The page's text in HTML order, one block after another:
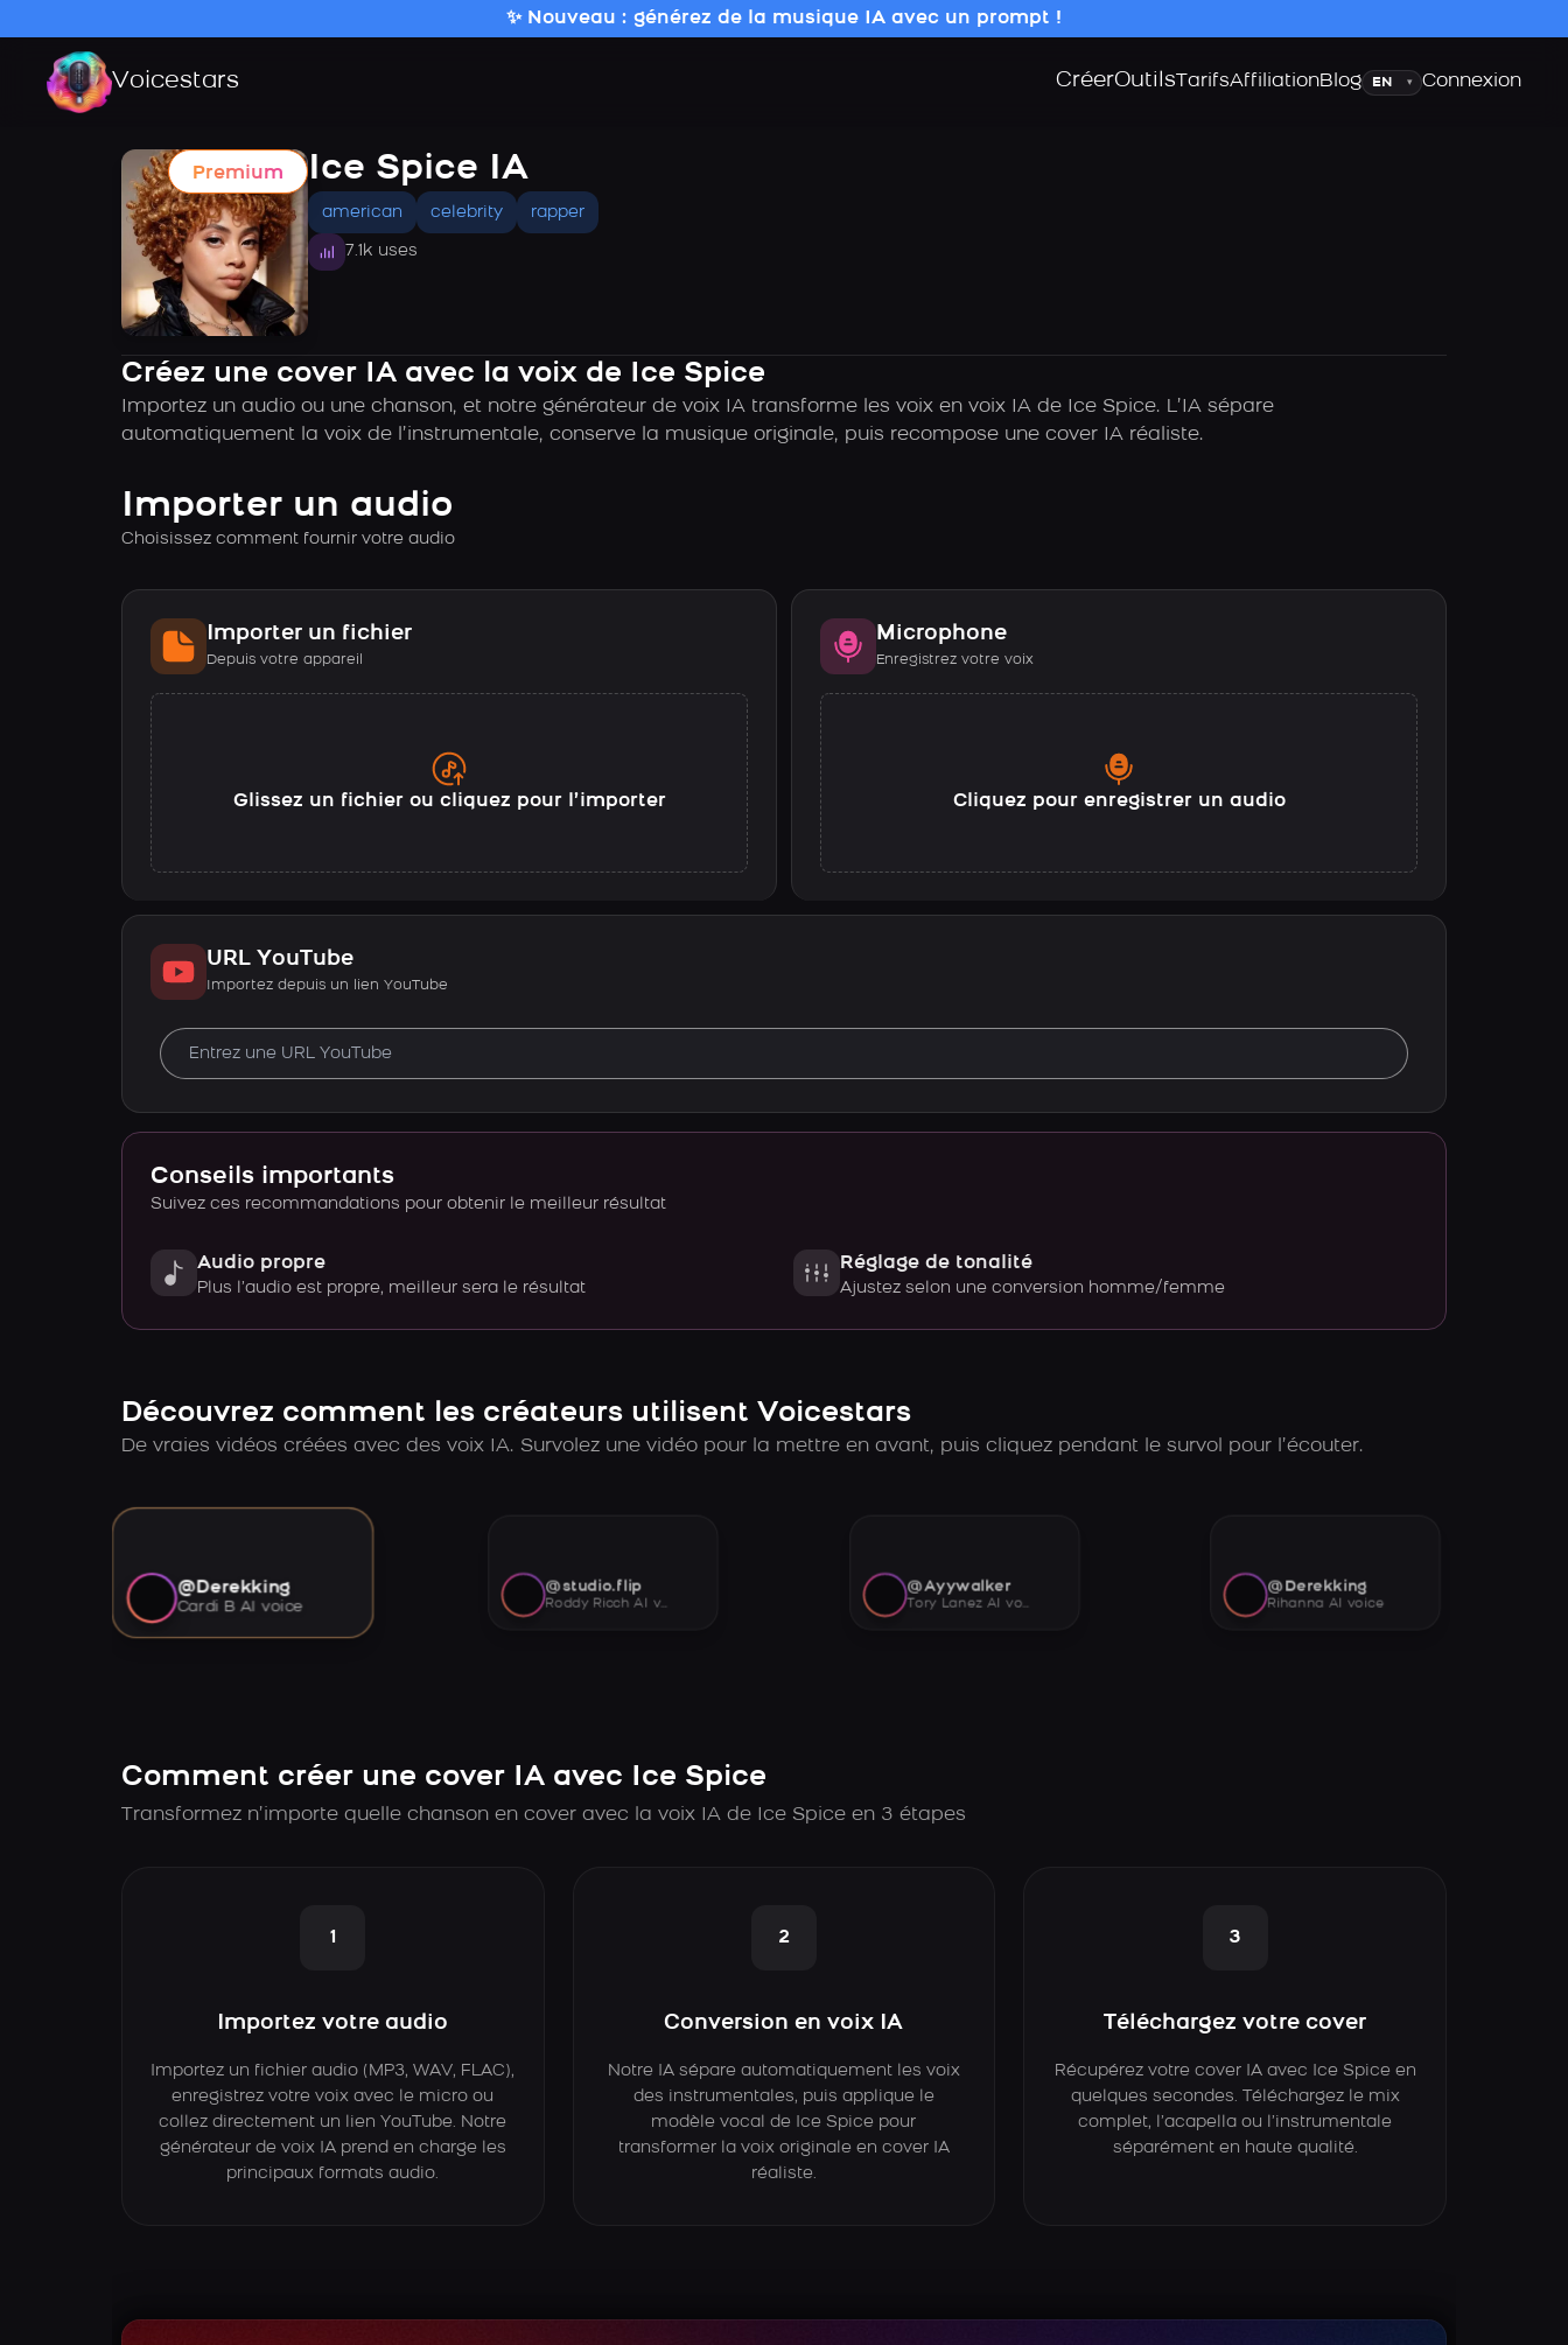
✨ Nouveau : générez de la musique IA avec un prompt !
Voicestars CréerOutils TarifsAffiliationBlogLangue
▾ Connexion
Premium Ice Spice IA
american celebrity rapper
7.1k uses
Créez une cover IA avec la voix de Ice Spice
Importez un audio ou une chanson, et notre générateur de voix IA transforme les voix en voix IA de Ice Spice. L’IA sépare
automatiquement la voix de l’instrumentale, conserve la musique originale, puis recompose une cover IA réaliste.
Importer un audio
Choisissez comment fournir votre audio
Importer un fichier
Depuis votre appareil
Glissez un fichier ou cliquez pour l’importer
Microphone
Enregistrez votre voix
Cliquez pour enregistrer un audio
URL YouTube
Importez depuis un lien YouTube
Conseils importants
Suivez ces recommandations pour obtenir le meilleur résultat
Audio propre
Plus l’audio est propre, meilleur sera le résultat
Réglage de tonalité
Ajustez selon une conversion homme/femme
Découvrez comment les créateurs utilisent Voicestars
De vraies vidéos créées avec des voix IA. Survolez une vidéo pour la mettre en avant, puis cliquez pendant le survol pour l’écouter.
@Derekking
Cardi B AI voice
@studio.flip
Roddy Ricch AI voice
@Ayywalker
Tory Lanez AI voice
@Derekking
Rihanna AI voice
Comment créer une cover IA avec Ice Spice
Transformez n’importe quelle chanson en cover avec la voix IA de Ice Spice en 3 étapes
1
Importez votre audio
Importez un fichier audio (MP3, WAV, FLAC),
enregistrez votre voix avec le micro ou
collez directement un lien YouTube. Notre
générateur de voix IA prend en charge les
principaux formats audio.
2
Conversion en voix IA
Notre IA sépare automatiquement les voix
des instrumentales, puis applique le
modèle vocal de Ice Spice pour
transformer la voix originale en cover IA
réaliste.
3
Téléchargez votre cover
Récupérez votre cover IA avec Ice Spice en
quelques secondes. Téléchargez le mix
complet, l’acapella ou l’instrumentale
séparément en haute qualité.